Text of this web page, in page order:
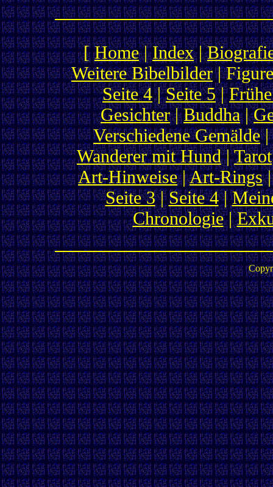
[Home|Index|
Weitere Bibelbilder|
Seite 4|Seite 5|
Gesichter|Buddha|
Verschiedene Gemälde|
Wanderer mit Hund|Tarot
Art-Hinweise|Art-Rings|
Seite 3|Seite 4|
Chronologie|